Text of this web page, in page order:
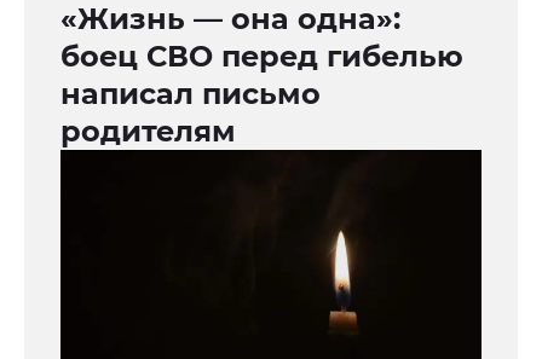
«Жизнь — она одна»:
боец СВО перед гибелью
написал письмо
родителям